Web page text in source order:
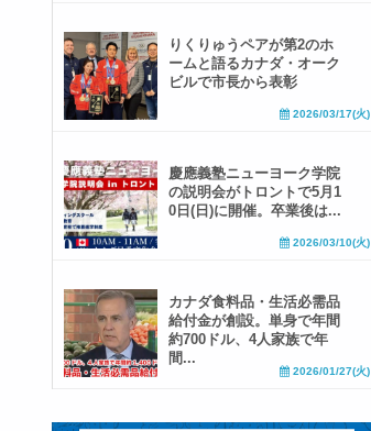
りくりゅうペアが第2のホ
ームと語るカナダ・オーク
ビルで市長から表彰
2026/03/17(火)
慶應義塾ニューヨーク学院
の説明会がトロントで5月1
0日(日)に開催。卒業後は...
2026/03/10(火)
カナダ食料品・生活必需品
給付金が創設。単身で年間
約700ドル、4人家族で年
間...
2026/01/27(火)